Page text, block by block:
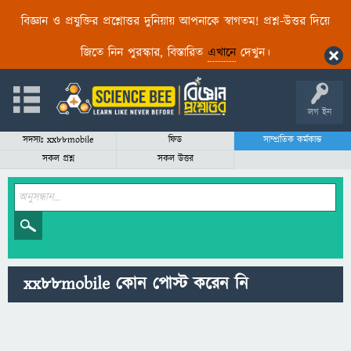
বিজ্ঞান ও প্রযুক্তির প্রশ্নোত্তর দুনিয়ায় আপনাকে স্বাগতম! প্রশ্ন-উত্তর দিয়ে
জিতে নিন পুরস্কার, বিস্তারিত এখানেদেখুন।
লগ ইন
সদস্যঃ xx88mobile ফিড
সাম্প্রতিক কর্মকান্ড
সকল প্রশ্ন
সকল উত্তর
xx88mobile কোন পোস্ট করেন নি